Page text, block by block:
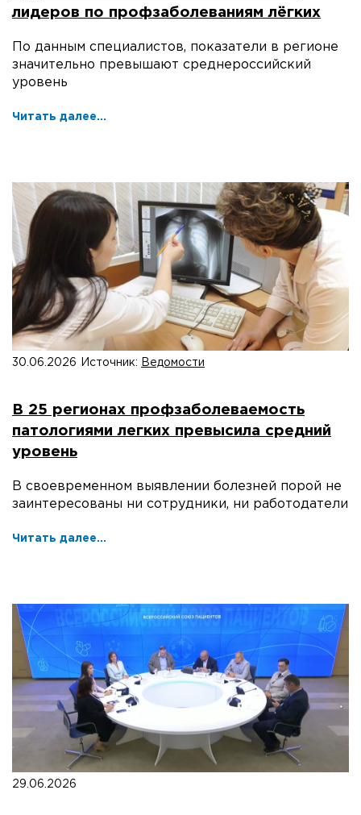
лидеров по профзаболеваниям лёгких
По данным специалистов, показатели в регионе
значительно превышают среднероссийский
уровень
Читать далее...
30.06.2026 Источник: Ведомости
В 25 регионах профзаболеваемость
патологиями легких превысила средний
уровень
В своевременном выявлении болезней порой не
заинтересованы ни сотрудники, ни работодатели
Читать далее...
29.06.2026